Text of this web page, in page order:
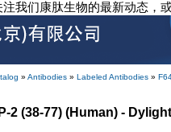
我们康肽生物的最新动态，
» Antibodies » Labeled Antibodies »
2 (38-77) (Human) -